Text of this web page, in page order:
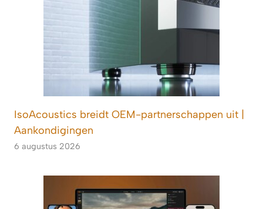
IsoAcoustics breidt OEM-partnerschappen uit |
Aankondigingen
6 augustus 2026